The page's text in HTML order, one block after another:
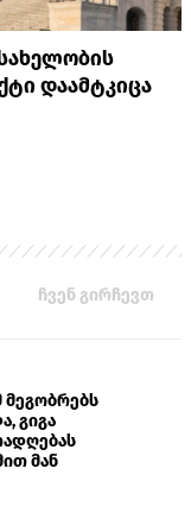
დაამტკიცა
ჩვენ გირჩევთ
მეგობრებს
გიგა
მან